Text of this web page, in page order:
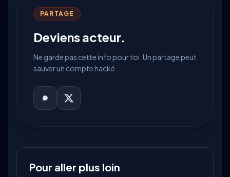
PARTAGE
Deviens acteur.
Ne garde pas cette info pour toi. Un partage peut
sauver un compte hacké.
Pour aller plus loin